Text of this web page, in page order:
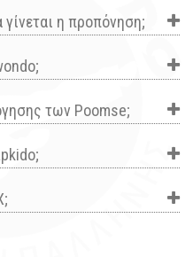
γίνεται η προπόνηση;
των Poomse;